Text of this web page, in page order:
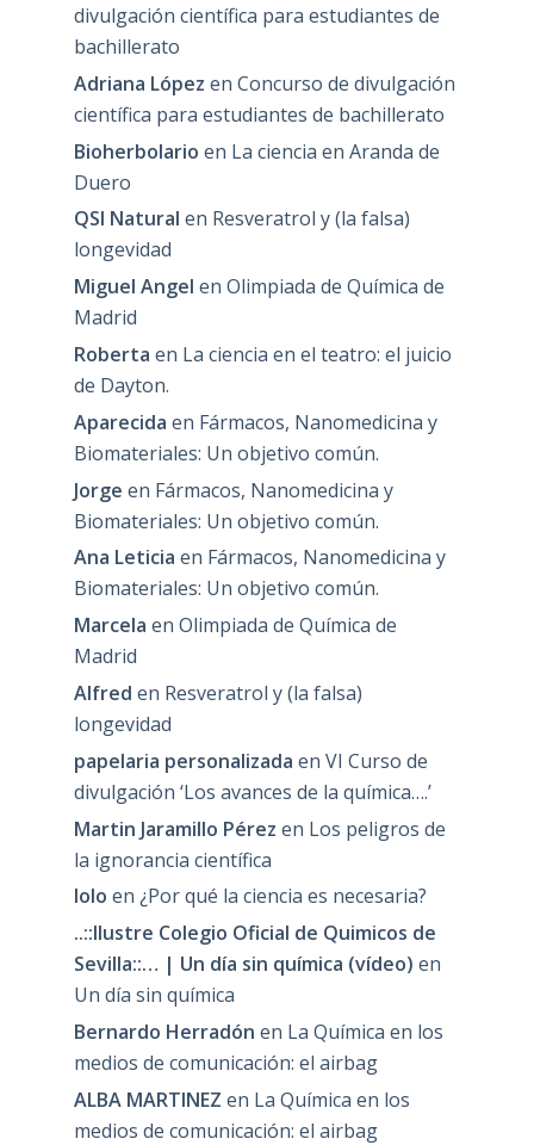
divulgación científica para estudiantes de
bachillerato
Adriana López en Concurso de divulgación
científica para estudiantes de bachillerato
Bioherbolario en La ciencia en Aranda de
Duero
QSI Natural en Resveratrol y (la falsa)
longevidad
Miguel Angel en Olimpiada de Química de
Madrid
Roberta en La ciencia en el teatro: el juicio
de Dayton.
Aparecida en Fármacos, Nanomedicina y
Biomateriales: Un objetivo común.
Jorge en Fármacos, Nanomedicina y
Biomateriales: Un objetivo común.
Ana Leticia en Fármacos, Nanomedicina y
Biomateriales: Un objetivo común.
Marcela en Olimpiada de Química de
Madrid
Alfred en Resveratrol y (la falsa)
longevidad
papelaria personalizada en VI Curso de
divulgación ‘Los avances de la química….’
Martin Jaramillo Pérez en Los peligros de
la ignorancia científica
lolo en ¿Por qué la ciencia es necesaria?
..::Ilustre Colegio Oficial de Quimicos de
Sevilla::… | Un día sin química (vídeo) en
Un día sin química
Bernardo Herradón en La Química en los
medios de comunicación: el airbag
ALBA MARTINEZ en La Química en los
medios de comunicación: el airbag